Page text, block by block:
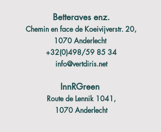
Betteraves enz.
Chemin en face de Koeivijverstr. 20,
1070 Anderlecht
+32(0)498/59 85 34
info@vertdiris.net
InnRGreen
Route de Lennik 1041,
1070 Anderlecht